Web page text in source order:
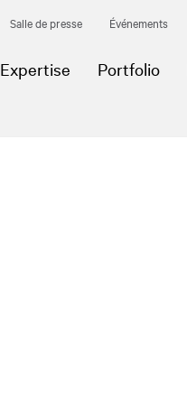
Salle de presse Événements
Expertise Portfolio